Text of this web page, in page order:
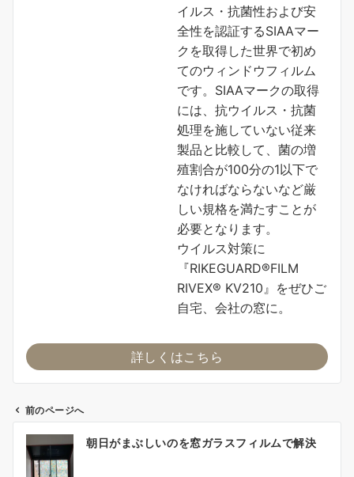
イルス・抗菌性および安
全性を認証するSIAAマー
クを取得した世界で初め
てのウィンドウフィルム
です。SIAAマークの取得
には、抗ウイルス・抗菌
処理を施していない従来
製品と比較して、菌の増
殖割合が100分の1以下で
なければならないなど厳
しい規格を満たすことが
必要となります。
ウイルス対策に
『RIKEGUARD®FILM
RIVEX® KV210』をぜひご
自宅、会社の窓に。
詳しくはこちら
前のページへ
朝日がまぶしいのを窓ガラスフィルムで解決